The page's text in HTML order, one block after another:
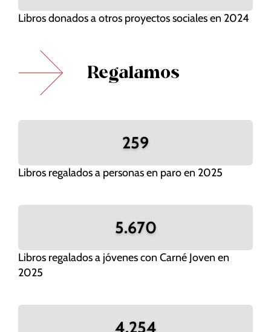
Libros donados a otros proyectos sociales en 2024
Regalamos
259
Libros regalados a personas en paro en 2025
5.670
Libros regalados a jóvenes con Carné Joven en
2025
4.254